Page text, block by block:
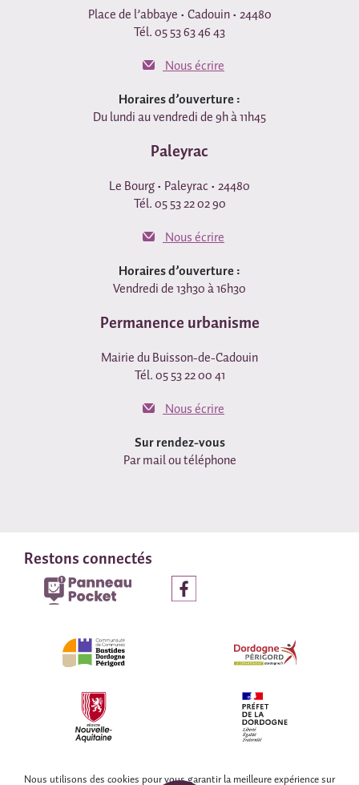
Place de l’abbaye • Cadouin • 24480
Tél. 05 53 63 46 43
Nous écrire
Horaires d’ouverture :
Du lundi au vendredi de 9h à 11h45
Paleyrac
Le Bourg • Paleyrac • 24480
Tél. 05 53 22 02 90
Nous écrire
Horaires d’ouverture :
Vendredi de 13h30 à 16h30
Permanence urbanisme
Mairie du Buisson-de-Cadouin
Tél. 05 53 22 00 41
Nous écrire
Sur rendez-vous
Par mail ou téléphone
Restons connectés
© COLLECTIF WEB DORDOGNE
Nous utilisons des cookies pour vous garantir la meilleure expérience sur